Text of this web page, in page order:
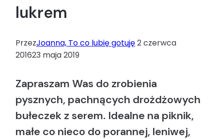
lukrem
PrzezJoanna, To co lubię gotuję2 czerwca
201623 maja 2019
Zapraszam Was do zrobienia
pysznych, pachnących drożdżowych
bułeczek z serem. Idealne na piknik,
małe co nieco do porannej, leniwej,